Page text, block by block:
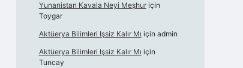
Yunanistan Kavala Neyi Meşhuriçin
Toygar
Aktüerya Bilimleri Işsiz Kalır Mı için admin
Aktüerya Bilimleri Işsiz Kalır Mı için
Tuncay